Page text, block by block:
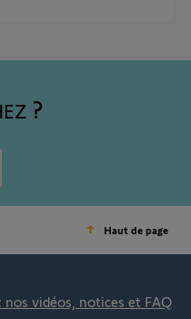
Haut de page
nos vidéos, notices et FAQ